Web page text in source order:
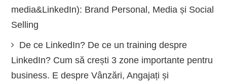
media&LinkedIn): Brand Personal, Media și Social
Selling
De ce LinkedIn? De ce un training despre
LinkedIn? Cum să crești 3 zone importante pentru
business. E despre Vânzări, Angajați și